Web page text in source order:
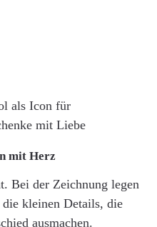
mit Herz
Bei der Zeichnung legen
kleinen Details, die
ausmachen.